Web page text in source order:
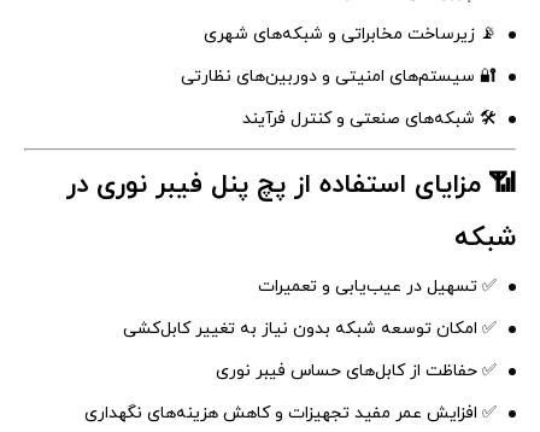
📡 زیرساخت مخابراتی و شبکه‌های شهری
🔐 سیستم‌های امنیتی و دوربین‌های نظارتی
🛠️ شبکه‌های صنعتی و کنترل فرآیند
📶 مزایای استفاده از پچ پنل فیبر نوری در
شبکه
✅ تسهیل در عیب‌یابی و تعمیرات
✅ امکان توسعه شبکه بدون نیاز به تغییر کابل‌کشی
✅ حفاظت از کابل‌های حساس فیبر نوری
✅ افزایش عمر مفید تجهیزات و کاهش هزینه‌های نگهداری